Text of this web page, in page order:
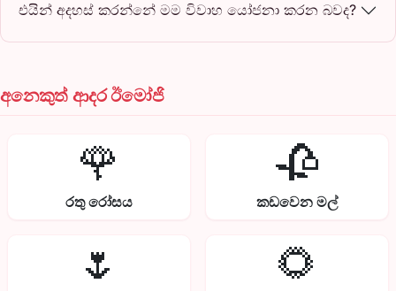
එයින් අදහස් කරන්නේ මම විවාහ යෝජනා කරන බවද?
අනෙකුත් ආදර ඊමෝජි
🌹
රතු රෝසය
🥀
කඩවෙන මල්
🌷 🌻